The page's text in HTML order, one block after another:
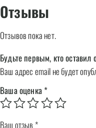
Отзывы
Отзывов пока нет.
Будьте первым, кто
Ваш адрес email не будет
Ваша оценка *
Ваш отзыв *